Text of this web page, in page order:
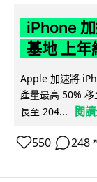
iPhone
基地 上
Apple 加速將
產量最高 50%
長至 204...
閱
550 248 ↗